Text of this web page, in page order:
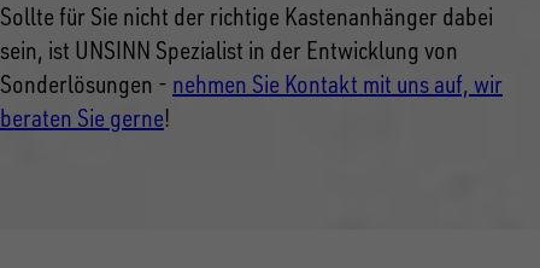
Sollte für Sie nicht der richtige Kastenanhänger dabei
sein, ist UNSINN Spezialist in der Entwicklung von
Sonderlösungen - nehmen Sie Kontakt mit uns auf, wir
beraten Sie gerne!